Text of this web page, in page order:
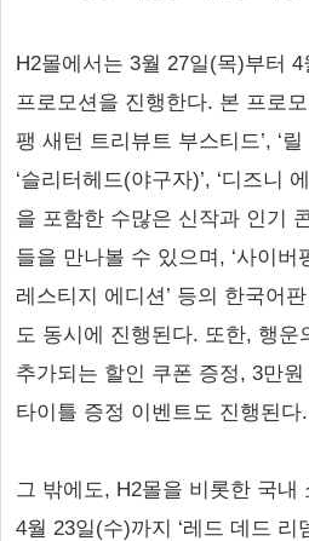
H2몰에서는 3월 27일(목)부터
프로모션을 진행한다. 본 프로
팽 새턴 트리뷰트 부스티드’, ‘
‘슬리터헤드(야구자)’, ‘디즈니
을 포함한 수많은 신작과 인기
들을 만나볼 수 있으며, ‘사이버
레스티지 에디션’ 등의 한국어
도 동시에 진행된다. 또한, 행운
추가되는 할인 쿠폰 증정, 3만
타이틀 증정 이벤트도 진행된다.
그 밖에도, H2몰을 비롯한 국내
4월 23일(수)까지 ‘레드 데드 리